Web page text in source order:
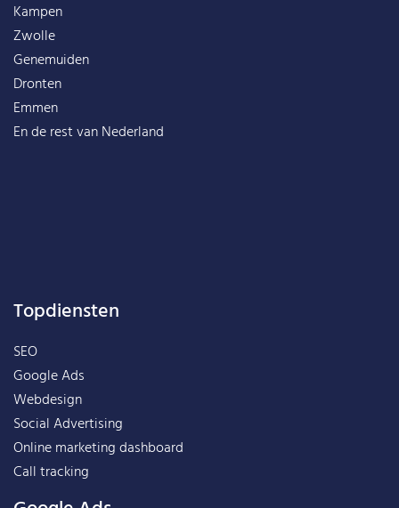
Kampen
Zwolle
Genemuiden
Dronten
Emmen
En de rest vanNederland
Topdiensten
SEO
Google Ads
Webdesign
Social Advertising
Online marketing dashboard
Call tracking